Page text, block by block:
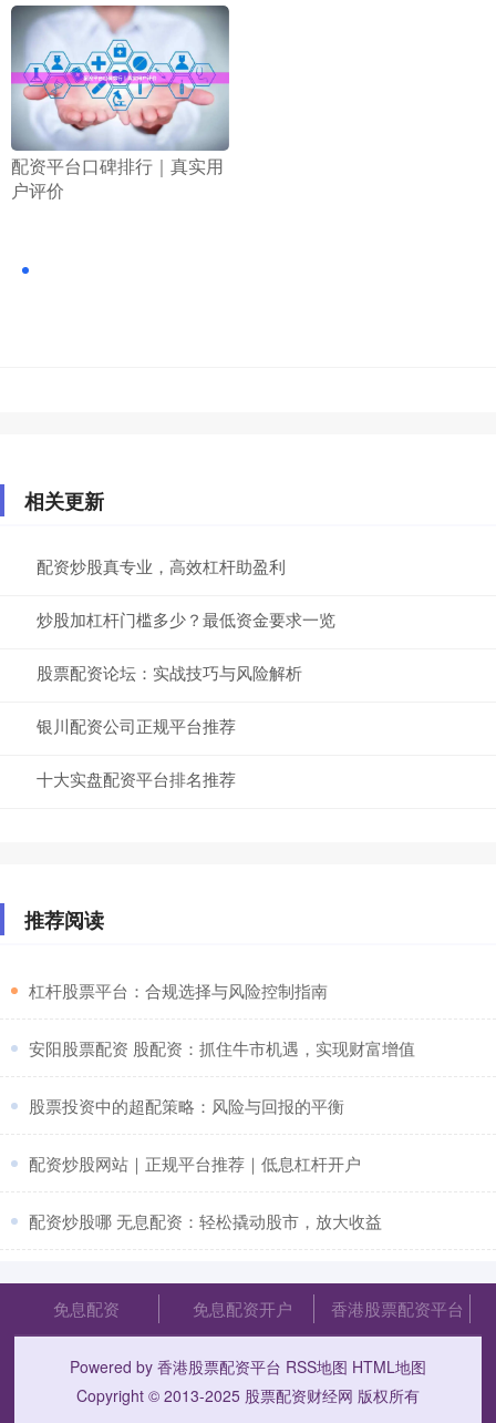
​配资平台口碑排行｜真实用
户评价
相关更新
配资炒股真专业，高效杠杆助盈利
炒股加杠杆门槛多少？最低资金要求一览
股票配资论坛：实战技巧与风险解析
银川配资公司正规平台推荐
十大实盘配资平台排名推荐
推荐阅读
​杠杆股票平台：合规选择与风险控制指南
​安阳股票配资 股配资：抓住牛市机遇，实现财富增值
​股票投资中的超配策略：风险与回报的平衡
​配资炒股网站｜正规平台推荐｜低息杠杆开户
​配资炒股哪 无息配资：轻松撬动股市，放大收益
免息配资 免息配资开户 香港股票配资平台
Powered by 香港股票配资平台 RSS地图 HTML地图
Copyright © 2013-2025 股票配资财经网 版权所有